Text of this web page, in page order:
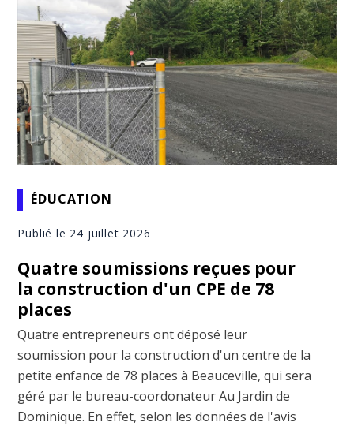
ÉDUCATION
Publié le 24 juillet 2026
Quatre soumissions reçues pour
la construction d'un CPE de 78
places
Quatre entrepreneurs ont déposé leur
soumission pour la construction d'un centre de la
petite enfance de 78 places à Beauceville, qui sera
géré par le bureau-coordonateur Au Jardin de
Dominique. En effet, selon les données de l'avis